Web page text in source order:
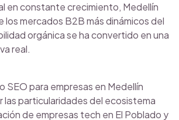
en constante crecimiento, Medellín
los mercados B2B más dinámicos del
orgánica se ha convertido en una
real.
SEO para empresas en Medellín
particularidades del ecosistema
de empresas tech en El Poblado y